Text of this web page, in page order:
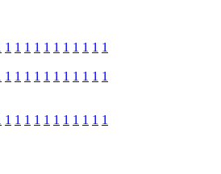
1 1 1 1 1 1 1 1 1 1 1
1 1 1 1 1 1 1 1 1 1 1
1 1 1 1 1 1 1 1 1 1 1